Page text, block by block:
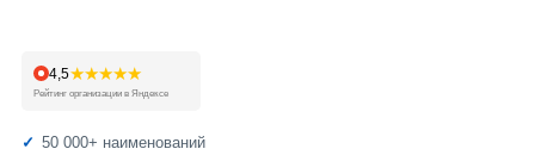
4,5★★★★★
Рейтинг организации в Яндексе
50 000+ наименований